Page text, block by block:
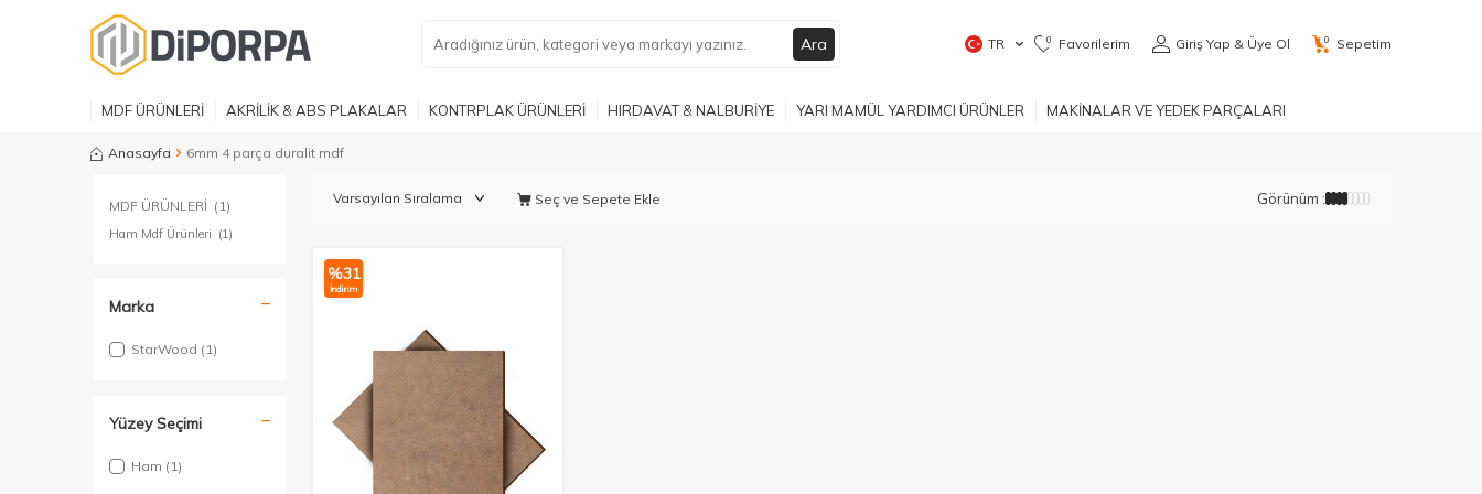
Ara TR 0 Favorilerim Giriş Yap & Üye Ol 0 Sepetim
MDF ÜRÜNLERİ AKRİLİK & ABS PLAKALAR KONTRPLAK ÜRÜNLERİ HIRDAVAT & NALBURİYE YARI MAMÜL YARDIMCI ÜRÜNLER MAKİNALAR VE YEDEK PARÇALARI
Anasayfa 6mm 4 parça duralit mdf
MDF ÜRÜNLERİ (1)
Ham Mdf Ürünleri (1)
Marka
StarWood (1)
Yüzey Seçimi
Ham (1)
Seç ve Sepete Ekle Görünüm :
%31
İndirim